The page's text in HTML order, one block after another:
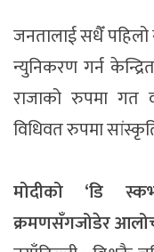
जनतालाई सधैँ पहिलो
न्युनिकरण गर्न
राजाको रुपमा गत
विधिवत रुपमा
मोदीको ‘डि
क्रमणसँगजोडेर